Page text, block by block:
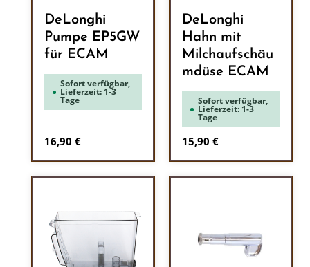
DeLonghi
Pumpe EP5GW
für ECAM
Sofort verfügbar,
Lieferzeit: 1-3
Tage
Regulärer Preis:
16,90 €
DeLonghi
Hahn mit
Milchaufschäu
mdüse ECAM
Sofort verfügbar,
Lieferzeit: 1-3
Tage
Regulärer Preis:
15,90 €